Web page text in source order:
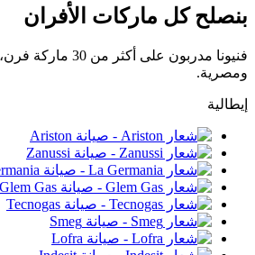
بنصلح كل ماركات الأفران
فنيونا مدربون على
ومصرية.
إيطالية